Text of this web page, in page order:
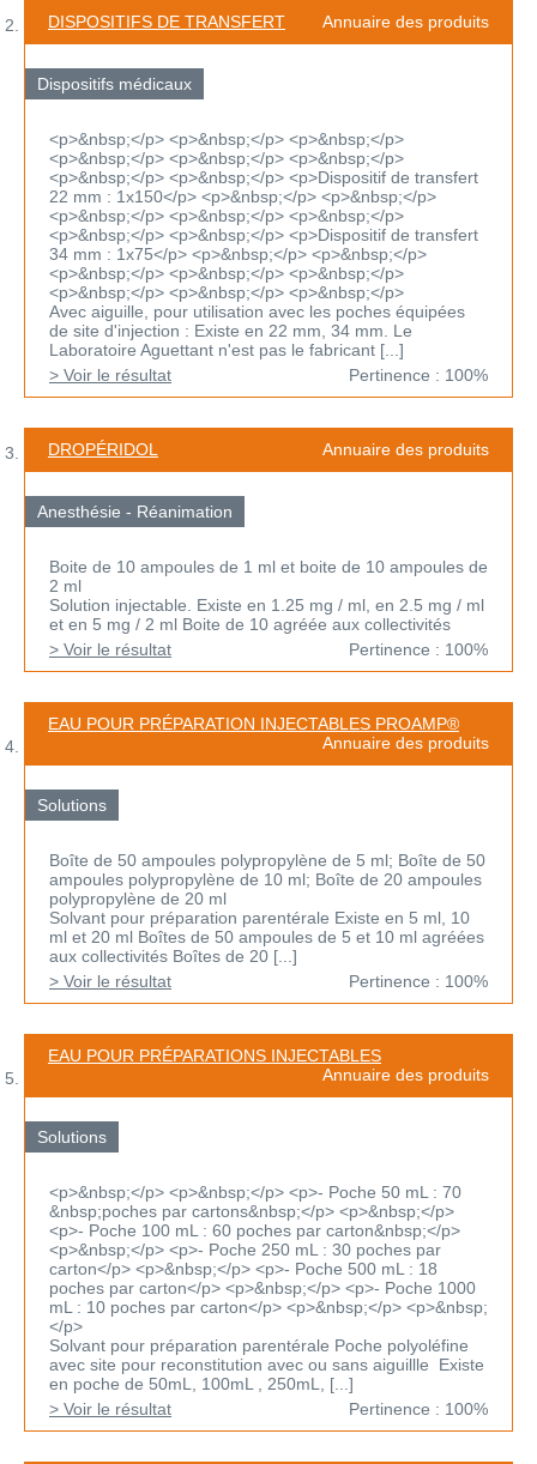
DISPOSITIFS DE TRANSFERT Annuaire des produits
Dispositifs médicaux
<p>&nbsp;</p> <p>&nbsp;</p> <p>&nbsp;</p>
<p>&nbsp;</p> <p>&nbsp;</p> <p>&nbsp;</p>
<p>&nbsp;</p> <p>&nbsp;</p> <p>Dispositif de transfert
22 mm : 1x150</p> <p>&nbsp;</p> <p>&nbsp;</p>
<p>&nbsp;</p> <p>&nbsp;</p> <p>&nbsp;</p>
<p>&nbsp;</p> <p>&nbsp;</p> <p>Dispositif de transfert
34 mm : 1x75</p> <p>&nbsp;</p> <p>&nbsp;</p>
<p>&nbsp;</p> <p>&nbsp;</p> <p>&nbsp;</p>
<p>&nbsp;</p> <p>&nbsp;</p> <p>&nbsp;</p>
Avec aiguille, pour utilisation avec les poches équipées
de site d'injection : Existe en 22 mm, 34 mm. Le
Laboratoire Aguettant n'est pas le fabricant [...]
> Voir le résultat
Pertinence : 100%
DROPÉRIDOL Annuaire des produits
Anesthésie - Réanimation
Boite de 10 ampoules de 1 ml et boite de 10 ampoules de
2 ml
Solution injectable. Existe en 1.25 mg / ml, en 2.5 mg / ml
et en 5 mg / 2 ml Boite de 10 agréée aux collectivités
> Voir le résultat
Pertinence : 100%
EAU POUR PRÉPARATION INJECTABLES PROAMP®
Annuaire des produits
Solutions
Boîte de 50 ampoules polypropylène de 5 ml; Boîte de 50
ampoules polypropylène de 10 ml; Boîte de 20 ampoules
polypropylène de 20 ml
Solvant pour préparation parentérale Existe en 5 ml, 10
ml et 20 ml Boîtes de 50 ampoules de 5 et 10 ml agréées
aux collectivités Boîtes de 20 [...]
> Voir le résultat
Pertinence : 100%
EAU POUR PRÉPARATIONS INJECTABLES
Annuaire des produits
Solutions
<p>&nbsp;</p> <p>&nbsp;</p> <p>- Poche 50 mL : 70
&nbsp;poches par cartons&nbsp;</p> <p>&nbsp;</p>
<p>- Poche 100 mL : 60 poches par carton&nbsp;</p>
<p>&nbsp;</p> <p>- Poche 250 mL : 30 poches par
carton</p> <p>&nbsp;</p> <p>- Poche 500 mL : 18
poches par carton</p> <p>&nbsp;</p> <p>- Poche 1000
mL : 10 poches par carton</p> <p>&nbsp;</p> <p>&nbsp;
</p>
Solvant pour préparation parentérale Poche polyoléfine
avec site pour reconstitution avec ou sans aiguillle Existe
en poche de 50mL, 100mL , 250mL, [...]
> Voir le résultat
Pertinence : 100%